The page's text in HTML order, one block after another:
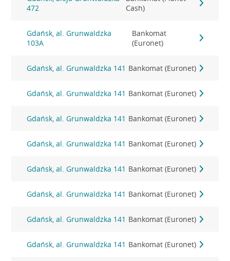
472
Cash)
Gdańsk, al. Grunwaldzka
103A
Bankomat
(Euronet)
Gdańsk, al. Grunwaldzka 141 Bankomat (Euronet)
Gdańsk, al. Grunwaldzka 141 Bankomat (Euronet)
Gdańsk, al. Grunwaldzka 141 Bankomat (Euronet)
Gdańsk, al. Grunwaldzka 141 Bankomat (Euronet)
Gdańsk, al. Grunwaldzka 141 Bankomat (Euronet)
Gdańsk, al. Grunwaldzka 141 Bankomat (Euronet)
Gdańsk, al. Grunwaldzka 141 Bankomat (Euronet)
Gdańsk, al. Grunwaldzka 141 Bankomat (Euronet)